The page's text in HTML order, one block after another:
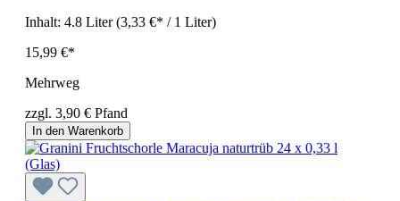
Inhalt: 4.8 Liter(3,33 €* / 1 Liter)
15,99 €*
Mehrweg
zzgl. 3,90 € Pfand
In den Warenkorb